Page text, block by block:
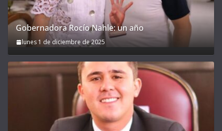
Gobernadora Rocío Nahle: un año
lunes 1 de diciembre de 2025